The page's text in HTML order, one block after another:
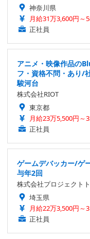
神奈川県
月給31万3,600円～
正社員
アニメ・映像作品の
フ・資格不問・あり/
駿河台
株式会社RIOT
東京都
月給23万5,500円～
正社員
ゲームデバッカー/ゲ
与年2回
株式会社プロジェクト
埼玉県
月給22万3,500円～
正社員